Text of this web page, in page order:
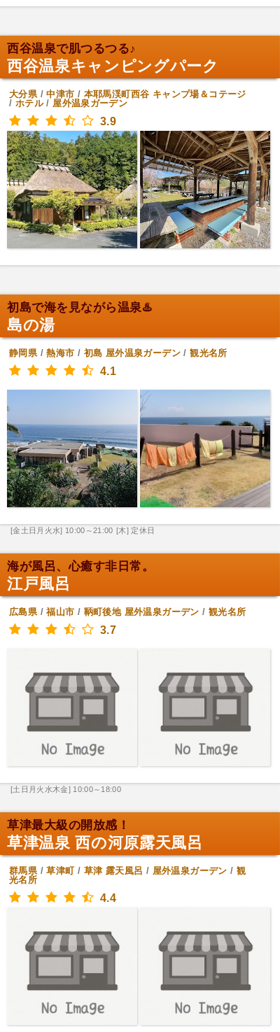
西谷温泉で肌つるつる♪
西谷温泉キャンピングパーク
大分県/中津市 / 本耶馬渓町西谷 キャンプ場＆コテージ
/ ホテル/ 屋外温泉ガーデン
3.9
初島で海を見ながら温泉♨️
島の湯
静岡県/熱海市 / 初島 屋外温泉ガーデン/観光名所
4.1
[金土日月火水] 10:00～21:00 [木] 定休日
海が風呂、心癒す非日常。
江戸風呂
広島県/福山市 / 鞆町後地 屋外温泉ガーデン / 観光名所
3.7
[土日月火水木金] 10:00～18:00
草津最大級の開放感！
草津温泉 西の河原露天風呂
群馬県/草津町/ 草津 露天風呂 / 屋外温泉ガーデン / 観
光名所
4.4